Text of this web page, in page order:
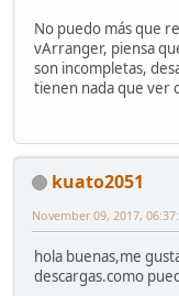
No puedo más que
vArranger, piensa
son incompletas,
tienen nada que ver
kuato2051
November 09, 2017,
hola buenas,me
descargas.como